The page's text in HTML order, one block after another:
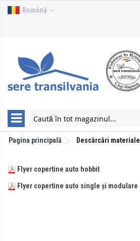
Română
Pagina principală Descărcări materiale
Flyer copertine auto hobbit
Flyer copertine auto single și modulare